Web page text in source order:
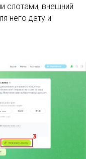
слотами, внешний
него дату и